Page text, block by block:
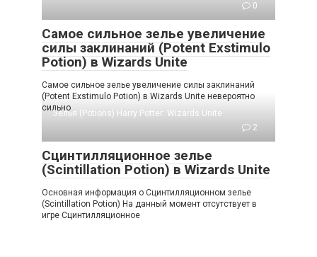
0
Самое сильное зелье увеличение
силы заклинаний (Potent Exstimulo
Potion) в Wizards Unite
Самое сильное зелье увеличение силы заклинаний
(Potent Exstimulo Potion) в Wizards Unite невероятно
сильно
Зелья (Potions) Harry Potter: Wizards Unite
2
Сцинтилляционное зелье
(Scintillation Potion) в Wizards Unite
Основная информация о Сцинтилляционном зелье
(Scintillation Potion) На данный момент отсутствует в
игре Сцинтилляционное